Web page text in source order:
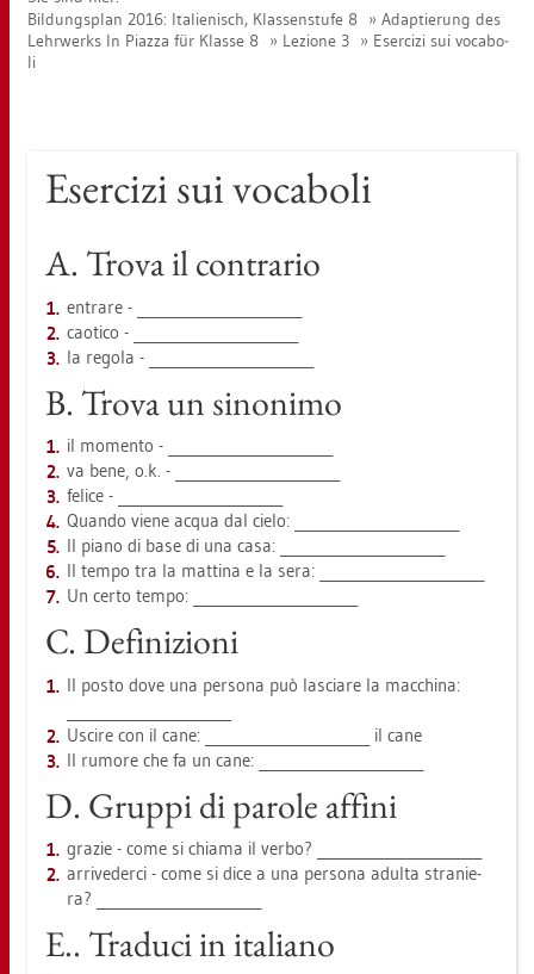
Bil­dungs­plan 2016: Ita­lie­nisch, Klas­sen­stu­fe 8
Ad­ap­tie­rung des
Lehr­werks In Piaz­za für Klas­se 8
Le­zio­ne 3
Eser­ci­zi sui vo­c­a­bo­
li
Eser­ci­zi sui vo­c­a­bo­li
A. Trova il con­tra­rio
ent­ra­re - _______________________
cao­ti­co - _______________________
la re­go­la - _______________________
B. Trova un si­noni­mo
il mo­men­to - _______________________
va bene, o.k. - _______________________
fe­li­ce - _______________________
Quan­do viene acqua dal cielo: _______________________
Il piano di base di una casa: _______________________
Il tempo tra la mat­ti­na e la sera: _______________________
Un certo tempo: _______________________
C. De­fi­ni­zio­ni
Il posto dove una per­so­na può la­scia­re la mac­chi­na:
Usci­re con il cane: _______________________ il cane
Il ru­mo­re che fa un cane: _______________________
D. Grup­pi di pa­ro­le af­fi­ni
gra­zie - come si chia­ma il verbo? _______________________
ar­ri­ve­der­ci - come si dice a una per­so­na adul­ta stra­ni­e­
ra? _______________________
E.. Tra­du­ci in ita­lia­no